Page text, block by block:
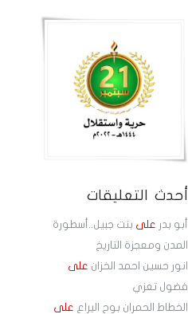
أحدث التعليقات
أبو بدر على بنت جبيل..أسطورة
المدن ومعجزة التاريخ
انور حسين احمد الخزان على
فضول تعزي
الخطاط الحمران بوح اليراع على